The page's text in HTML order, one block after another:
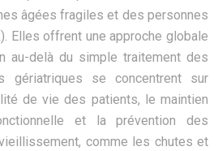
âgées fragiles et des personnes
Elles offrent une approche globale
au-delà du simple traitement des
gériatriques se concentrent sur
de vie des patients, le maintien
et la prévention des
comme les chutes et